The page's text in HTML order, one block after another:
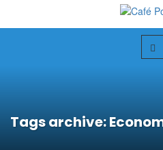
Tags archive: